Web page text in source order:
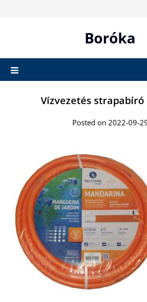
Boróka
Vízvezetés strapabíró
Posted on 2022-09-